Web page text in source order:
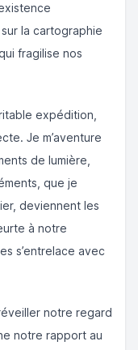
la cartographie
fragilise nos
expédition,
Je m’aventure
de lumière,
que je
deviennent les
à notre
s’entrelace avec
notre regard
notre rapport au